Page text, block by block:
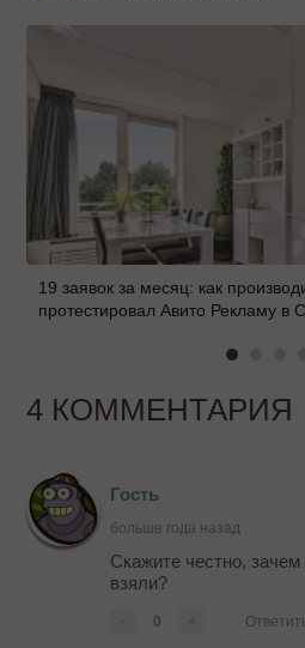
19 заявок за месяц: как
протестировал Авито Рекламу в
4 КОММЕНТАРИЯ
Гость
больше года назад
Скажите честно,
взяли?
0